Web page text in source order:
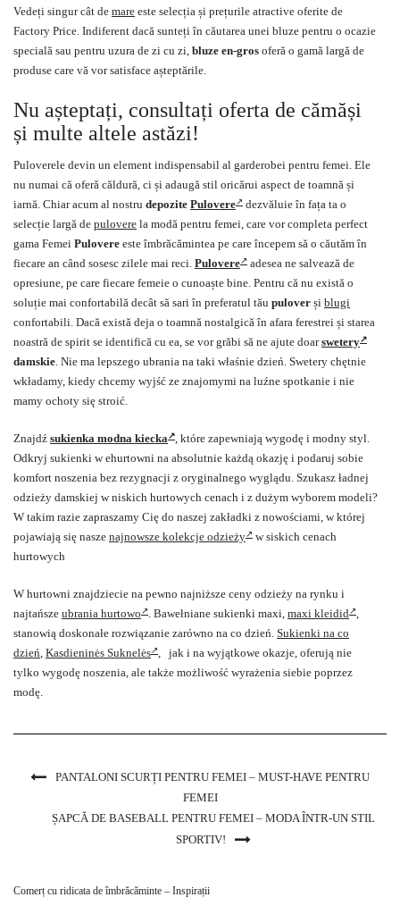
Vedeți singur cât de mare este selecția și prețurile atractive oferite de
Factory Price. Indiferent dacă sunteți în căutarea unei bluze pentru o ocazie
specială sau pentru uzura de zi cu zi, bluze en-gros oferă o gamă largă de
produse care vă vor satisface așteptările.
Nu așteptați, consultați oferta de cămăși
și multe altele astăzi!
Puloverele devin un element indispensabil al garderobei pentru femei. Ele
nu numai că oferă căldură, ci și adaugă stil oricărui aspect de toamnă și
iarnă. Chiar acum al nostru depozite Pulovere
dezvăluie în fața ta o
selecție largă de pulovere la modă pentru femei, care vor completa perfect
gama Femei Pulovere este îmbrăcămintea pe care începem să o căutăm în
fiecare an când sosesc zilele mai reci. Pulovere
adesea ne salvează de
opresiune, pe care fiecare femeie o cunoaște bine. Pentru că nu există o
soluție mai confortabilă decât să sari în preferatul tău pulover și blugi
confortabili. Dacă există deja o toamnă nostalgică în afara ferestrei și starea
noastră de spirit se identifică cu ea, se vor grăbi să ne ajute doarswetery
damskie. Nie ma lepszego ubrania na taki właśnie dzień. Swetery chętnie
wkładamy, kiedy chcemy wyjść ze znajomymi na luźne spotkanie i nie
mamy ochoty się stroić.
Znajdź sukienka modna kiecka , które zapewniają wygodę i modny styl.
Odkryj sukienki w ehurtowni na absolutnie każdą okazję i podaruj sobie
komfort noszenia bez rezygnacji z oryginalnego wyglądu. Szukasz ładnej
odzieży damskiej w niskich hurtowych cenach i z dużym wyborem modeli?
W takim razie zapraszamy Cię do naszej zakładki z nowościami, w której
pojawiają się nasze najnowsze kolekcje odzieży
w siskich cenach
hurtowych
W hurtowni znajdziecie na pewno najniższe ceny odzieży na rynku i
najtańsze ubrania hurtowo . Bawełniane sukienki maxi, maxi kleidid ,
stanowią doskonałe rozwiązanie zarówno na co dzień. Sukienki na co
dzień, Kasdieninės Suknelės , jak i na wyjątkowe okazje, oferują nie
tylko wygodę noszenia, ale także możliwość wyrażenia siebie poprzez
modę.
PANTALONI SCURȚI PENTRU FEMEI – MUST-HAVE PENTRU
FEMEI
ȘAPCĂ DE BASEBALL PENTRU FEMEI – MODA ÎNTR-UN STIL
SPORTIV!
Comerț cu ridicata de îmbrăcăminte – Inspirații